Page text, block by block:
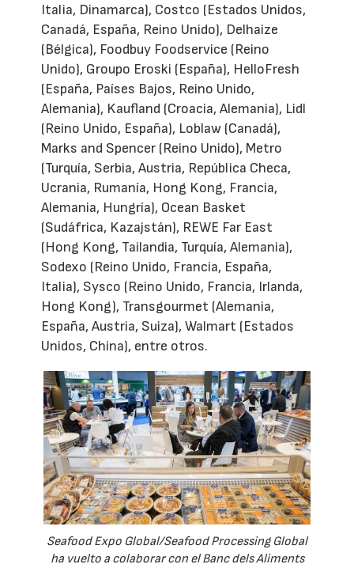
Italia, Dinamarca), Costco (Estados Unidos,
Canadá, España, Reino Unido), Delhaize
(Bélgica), Foodbuy Foodservice (Reino
Unido), Groupo Eroski (España), HelloFresh
(España, Países Bajos, Reino Unido,
Alemania), Kaufland (Croacia, Alemania), Lidl
(Reino Unido, España), Loblaw (Canadá),
Marks and Spencer (Reino Unido), Metro
(Turquía, Serbia, Austria, República Checa,
Ucrania, Rumanía, Hong Kong, Francia,
Alemania, Hungría), Ocean Basket
(Sudáfrica, Kazajstán), REWE Far East
(Hong Kong, Tailandia, Turquía, Alemania),
Sodexo (Reino Unido, Francia, España,
Italia), Sysco (Reino Unido, Francia, Irlanda,
Hong Kong), Transgourmet (Alemania,
España, Austria, Suiza), Walmart (Estados
Unidos, China), entre otros.
Seafood Expo Global/Seafood Processing Global
ha vuelto a colaborar con el Banc dels Aliments